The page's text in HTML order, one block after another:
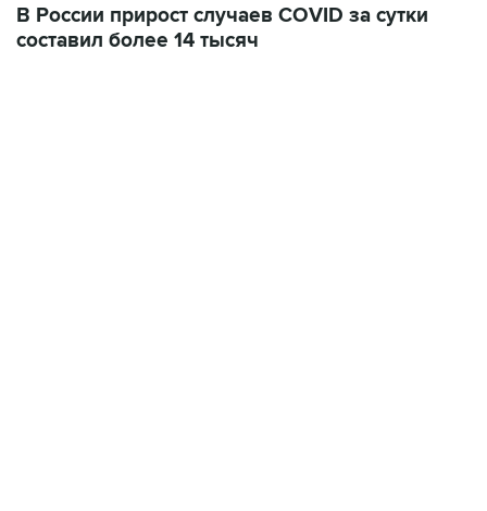
В России прирост случаев COVID за сутки
составил более 14 тысяч